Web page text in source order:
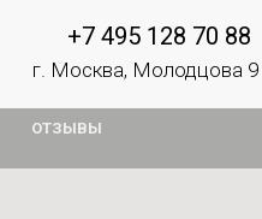
+7 495 128 70 88
г. Москва, Молодцова 9
ОТЗЫВЫ